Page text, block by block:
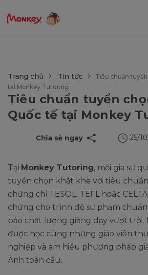
Trang chủ Tin tức
Tiêu chuẩn
tại Monkey Tutoring
Tiêu chuẩn tuyển
Quốc tế tại Monkey
25/
Chia sẻ ngay
Tại Monkey Tutoring, mỗi gia sư
tuyển chọn khắt khe với tiêu chuẩn
chứng chỉ TESOL, TEFL hoặc
chứng cho trình độ sư phạm
bảo chất lượng giảng dạy vượt trội.
được học cùng những giáo viên
nghiệp và am hiểu phương pháp
Anh toàn cầu.